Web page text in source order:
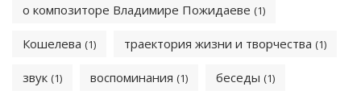
о композиторе Владимире Пожидаеве (1)
Кошелева (1) траектория жизни и творчества (1)
звук (1) воспоминания (1) беседы (1)